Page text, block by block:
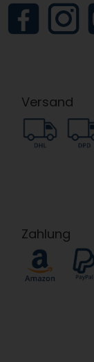
Versand
Zahlung